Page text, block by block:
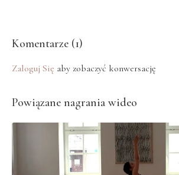
Komentarze (1)
Zaloguj Się aby zobaczyć konwersację
Powiązane nagrania wideo